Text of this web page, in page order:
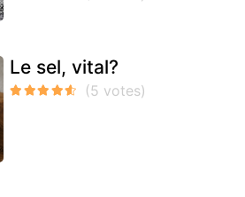
Le sel, vital?